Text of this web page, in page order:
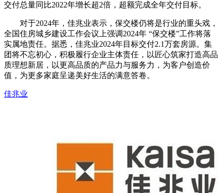
交付总量同比2022年增长超2倍，超额完成全年交付目标。
对于2024年，佳兆业表示，保交楼仍将是行业的重头戏，
全国住房城乡建设工作会议上强调2024年 “保交楼”工作将落
实属地责任。据悉，佳兆业2024年目标交付2.1万套房源。集
团将不忘初心，积极履行企业主体责任，以匠心筑家打造高品
质理想新居，以更高品质的产品力与服务力，为客户创造价
值，为更多家庭呈递美好生活的满意答卷。
佳兆业